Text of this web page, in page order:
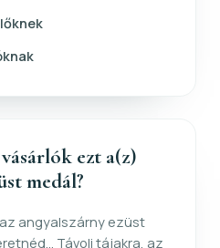
ezt a(z)
medál?
angyalszárny ezüst
Távoli tájakra, az